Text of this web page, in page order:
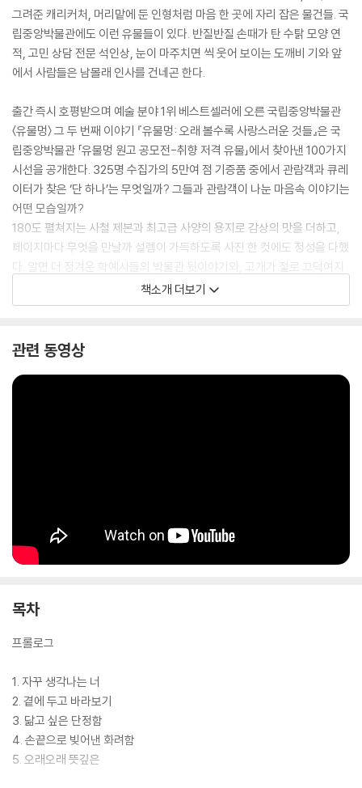
그려준 캐리커처, 머리맡에 둔 인형처럼 마음 한 곳에 자리 잡은 물건들. 국
립중앙박물관에도 이런 유물들이 있다. 반질반질 손때가 탄 수탉 모양 연
적, 고민 상담 전문 석인상, 눈이 마주치면 씩 웃어 보이는 도깨비 기와 앞
에서 사람들은 남몰래 인사를 건네곤 한다.
출간 즉시 호평받으며 예술 분야 1위 베스트셀러에 오른 국립중앙박물관
〈유물멍〉 그 두 번째 이야기 『유물멍: 오래 볼수록 사랑스러운 것들』은 국
립중앙박물관 「유물멍 원고 공모전-취향 저격 유물」에서 찾아낸 100가지
시선을 공개한다. 325명 수집가의 5만여 점 기증품 중에서 관람객과 큐레
이터가 찾은 ‘단 하나’는 무엇일까? 그들과 관람객이 나눈 마음속 이야기는
어떤 모습일까?
180도 펼쳐지는 사철 제본과 최고급 사양의 용지로 감상의 맛을 더하고,
페이지마다 무엇을 만날까 설렘이 가득하도록 사진 한 컷에도 정성을 다했
다. 알면 더 정겨운 학예사들의 박물관 뒷이야기와, 고개가 절로 끄덕여지
는 옛 주인들의 한마디도 담았다. 밤하늘 별처럼 빛나는 백 가지 취향 속에
서 눈에 들고 마음에 드는 ‘나만의 물건’을 찾아보자.
책소개 더보기
관련 동영상
목차
프롤로그
1. 자꾸 생각나는 너
2. 곁에 두고 바라보기
3. 닮고 싶은 단정함
4. 손끝으로 빚어낸 화려함
5. 오래오래 뜻깊은